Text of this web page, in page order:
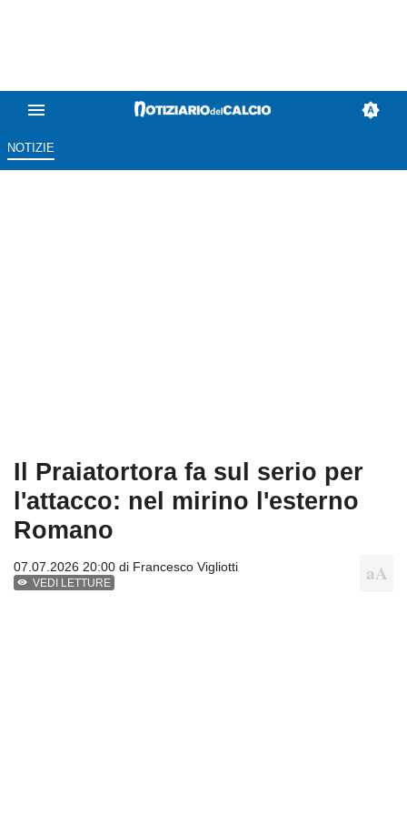
NOTIZIE
Il Praiatortora fa sul serio per
l'attacco: nel mirino l'esterno
Romano
07.07.2026 20:00 di Francesco Vigliotti
VEDI LETTURE